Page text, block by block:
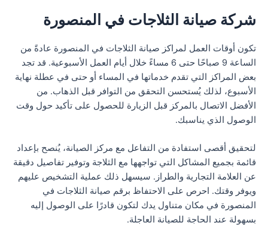
شركة صيانة الثلاجات في المنصورة
تكون أوقات العمل لمراكز صيانة الثلاجات في المنصورة عادةً من
الساعة 9 صباحًا حتى 6 مساءً خلال أيام العمل الأسبوعية. قد تجد
بعض المراكز التي تقدم خدماتها في المساء أو حتى في عطلة نهاية
الأسبوع، لذلك يُستحسن التحقق من التوافر قبل الذهاب. من
الأفضل الاتصال بالمركز قبل الزيارة للحصول على تأكيد حول وقت
الوصول الذي يناسبك.
لتحقيق أقصى استفادة من التفاعل مع مركز الصيانة، يُنصح بإعداد
قائمة بجميع المشاكل التي تواجهها مع الثلاجة وتوفير تفاصيل دقيقة
عن العلامة التجارية والطراز. سيسهل ذلك عملية التشخيص عليهم
ويوفر وقتك. احرص على الاحتفاظ برقم صيانة الثلاجات في
المنصورة في مكان متناول يدك لتكون قادرًا على الوصول إليه
بسهولة عند الحاجة للصيانة العاجلة.